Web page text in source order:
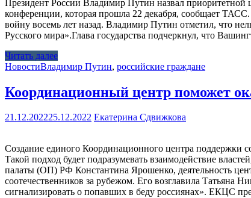
Президент России Владимир Путин назвал
конференции, которая прошла 22 декабря, сообщает
войну восемь лет назад. Владимир Путин отметил, что
Русского мира».Глава государства подчеркнул, что
Читать далее
НовостиВладимир Путин, российские граждане
Координационный центр поможет
21.12.202225.12.2022 Екатерина Сдвижкова
Создание единого Координационного центра поддержки
Такой подход будет подразумевать взаимодействие
палаты (ОП) РФ Константина Ярошенко, деятельность
соотечественников за рубежом. Его возглавила Татьяна
сигнализировать о попавших в беду россиянах». ЕКЦС